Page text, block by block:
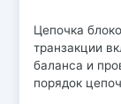
Цепочка
транзакции
баланса и
порядок